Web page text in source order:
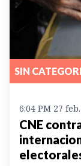
SIN
6:04 PM 27
CNE